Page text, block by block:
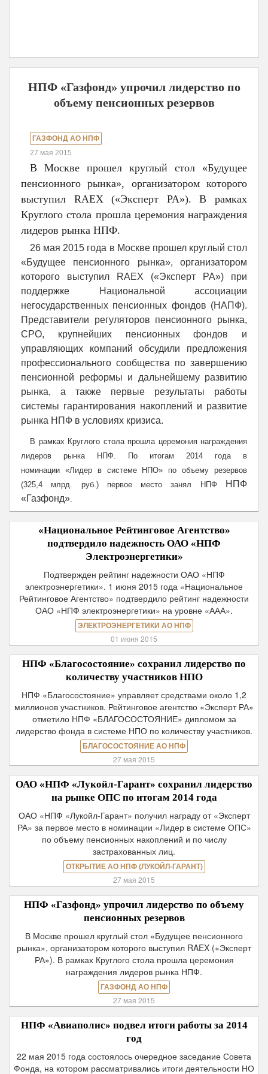
НПФ «Газфонд» упрочил лидерство по
объему пенсионных резервов
ГАЗФОНД АО НПФ
27 мая 2015
В Москве прошел круглый стол «Будущее
пенсионного рынка», организатором которого
выступил RAEX («Эксперт РА»). В рамках
Круглого стола прошла церемония награждения
лидеров рынка НПФ.
26 мая 2015 года в Москве прошел круглый стол
«Будущее пенсионного рынка», организатором
которого выступил RAEX («Эксперт РА») при
поддержке Национальной ассоциации
негосударственных пенсионных фондов (НАПФ).
Представители регуляторов пенсионного рынка,
СРО, крупнейших пенсионных фондов и
управляющих компаний обсудили предложения
профессионального сообщества по завершению
пенсионной реформы и дальнейшему развитию
рынка, а также первые результаты работы
системы гарантирования накоплений и развитие
рынка НПФ в условиях кризиса.
В рамках Круглого стола прошла церемония награждения
лидеров рынка НПФ. По итогам 2014 года в
номинации «Лидер в системе НПО» по объему резервов
(325,4 млрд. руб.) первое место занял НПФ
НПФ
«Газфонд».
«Национальное Рейтинговое Агентство»
подтвердило надежность ОАО «НПФ
Электроэнергетики»
Подтвержден рейтинг надежности ОАО «НПФ
электроэнергетики». 1 июня 2015 года «Национальное
Рейтинговое Агентство» подтвердило рейтинг надежности
ОАО «НПФ электроэнергетики» на уровне «ААА».
ЭЛЕКТРОЭНЕРГЕТИКИ АО НПФ
01 июня 2015
НПФ «Благосостояние» сохранил лидерство по
количеству участников НПО
НПФ «Благосостояние» управляет средствами около 1,2
миллионов участников. Рейтинговое агентство «Эксперт РА»
отметило НПФ «БЛАГОСОСТОЯНИЕ» дипломом за
лидерство фонда в системе НПО по количеству участников.
БЛАГОСОСТОЯНИЕ АО НПФ
27 мая 2015
ОАО «НПФ «Лукойл-Гарант» сохранил лидерство
на рынке ОПС по итогам 2014 года
ОАО «НПФ «Лукойл-Гарант» получил награду от «Эксперт
РА» за первое место в номинации «Лидер в системе ОПС»
по объему пенсионных накоплений и по числу
застрахованных лиц.
ОТКРЫТИЕ АО НПФ (ЛУКОЙЛ-ГАРАНТ)
27 мая 2015
НПФ «Газфонд» упрочил лидерство по объему
пенсионных резервов
В Москве прошел круглый стол «Будущее пенсионного
рынка», организатором которого выступил RAEX («Эксперт
РА»). В рамках Круглого стола прошла церемония
награждения лидеров рынка НПФ.
ГАЗФОНД АО НПФ
27 мая 2015
НПФ «Авиаполис» подвел итоги работы за 2014
год
22 мая 2015 года состоялось очередное заседание Совета
Фонда, на котором рассматривались итоги деятельности НО